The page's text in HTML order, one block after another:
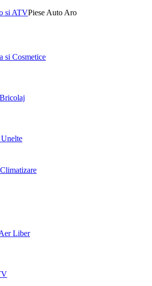
si ATVPiese Auto Aro
si Cosmetice
Liber